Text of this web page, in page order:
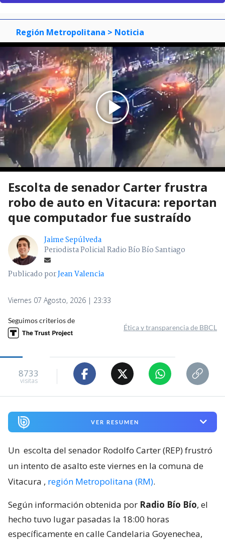
Región Metropolitana > Noticia
Escolta de senador Carter frustra
robo de auto en Vitacura: reportan
que computador fue sustraído
Jaime Sepúlveda
Periodista Policial Radio Bío Bío Santiago
Publicado porJean Valencia
Viernes 07 Agosto, 2026 | 23:33
Seguimos criterios de
Ética y transparencia de BBCL
8733
visitas
VER RESUMEN
Un escolta del senador Rodolfo Carter (REP) frustró
un intento de asalto este viernes en la comuna de
Vitacura , región Metropolitana (RM).
Según información obtenida por Radio Bío Bío, el
hecho tuvo lugar pasadas la 18:00 horas
específicamente en calle Candelaria Goyenechea,